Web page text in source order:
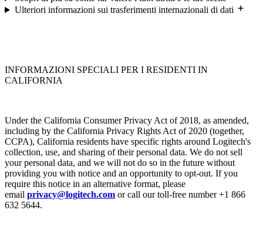
Ulteriori informazioni sui trasferimenti internazionali di dati
INFORMAZIONI SPECIALI PER I RESIDENTI IN
CALIFORNIA
Under the California Consumer Privacy Act of 2018, as amended,
including by the California Privacy Rights Act of 2020 (together,
CCPA), California residents have specific rights around Logitech's
collection, use, and sharing of their personal data. We do not sell
your personal data, and we will not do so in the future without
providing you with notice and an opportunity to opt-out. If you
require this notice in an alternative format, please
email privacy@logitech.com or call our toll-free number +1 866
632 5644.